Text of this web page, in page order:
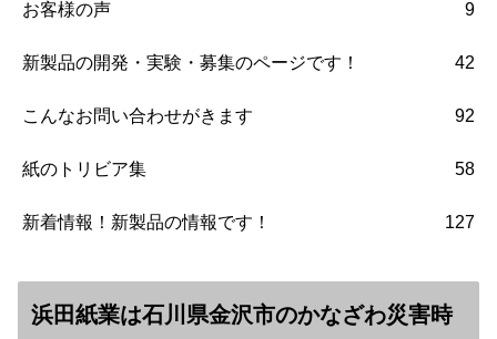
お客様の声 9
新製品の開発・実験・募集のページです！ 42
こんなお問い合わせがきます 92
紙のトリビア集 58
新着情報！新製品の情報です！ 127
浜田紙業は石川県金沢市のかなざわ災害時